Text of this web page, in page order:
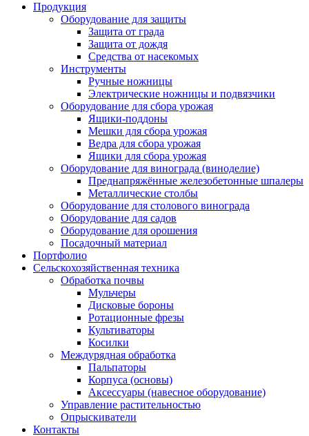
Продукция
Оборудование для защиты
Защита от града
Защита от дождя
Средства от насекомых
Инструменты
Ручные ножницы
Электрические ножницы и подвязчики
Оборудование для сбора урожая
Ящики-поддоны
Мешки для сбора урожая
Ведра для сбора урожая
Ящики для сбора урожая
Оборудование для винограда (виноделие)
Преднапряжённые железобетонные шпалеры
Металлические столбы
Оборудование для столового винограда
Оборудование для садов
Оборудование для орошения
Посадочный материал
Портфолио
Сельскохозяйственная техника
Обработка почвы
Мульчеры
Дисковые бороны
Ротационные фрезы
Культиваторы
Косилки
Междурядная обработка
Пальпаторы
Корпуса (основы)
Аксессуары (навесное оборудование)
Управление растительностью
Опрыскиватели
Контакты